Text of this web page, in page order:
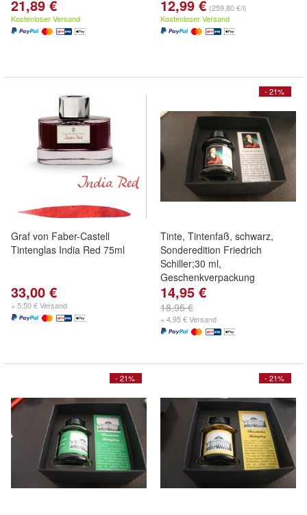
21,89 €
Kostenloser Versand
12,99 € (259,80 €/l)
Kostenloser Versand
Graf von Faber-Castell
Tintenglas India Red 75ml
33,00 €
+ 5,50 € Versand
- 21%
Tinte, Tintenfaß, schwarz,
Sonderedition Friedrich
Schiller;30 ml,
Geschenkverpackung
14,95 €
18,95 €
+ 4,95 € Versand
- 21% - 21%